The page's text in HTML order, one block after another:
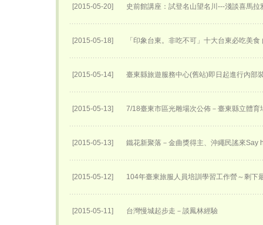
[2015-05-20] 史前館講座：試登名山望名川---淺談喜馬拉
[2015-05-18] 「印象台東。非吃不可」十大台東必吃美食
[2015-05-14] 臺東縣旅遊服務中心(舊站)即日起進行內部
[2015-05-13] 7/18臺東市區光雕場次公佈－臺東縣立體育
[2015-05-13] 鐵花新聚落－金曲獎得主、沖繩民謠來Say
[2015-05-12] 104年臺東旅服人員培訓學習工作營～剩下
[2015-05-11] 台灣慢城起步走－談鳳林經驗